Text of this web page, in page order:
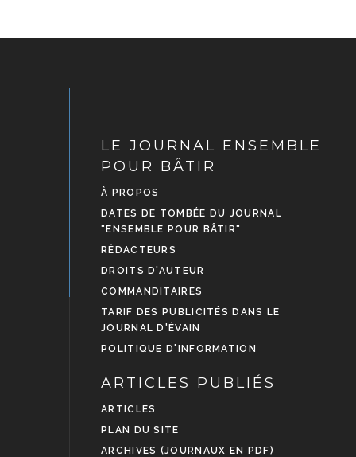
LE JOURNAL ENSEMBLE
POUR BÂTIR
À PROPOS
DATES DE TOMBÉE DU JOURNAL
"ENSEMBLE POUR BÂTIR"
RÉDACTEURS
DROITS D'AUTEUR
COMMANDITAIRES
TARIF DES PUBLICITÉS DANS LE
JOURNAL D'ÉVAIN
POLITIQUE D'INFORMATION
ARTICLES PUBLIÉS
ARTICLES
PLAN DU SITE
ARCHIVES (JOURNAUX EN PDF)